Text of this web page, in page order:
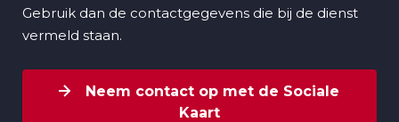
Gebruik dan de contactgegevens die bij de dienst
vermeld staan.
Neem contact op met de Sociale
Kaart